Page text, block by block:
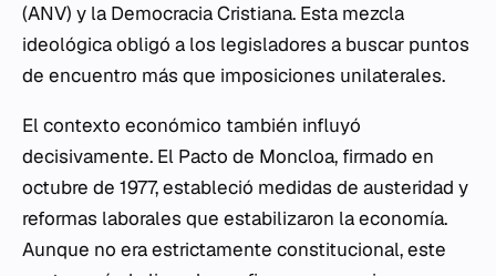
(ANV) y la Democracia Cristiana. Esta mezcla
ideológica obligó a los legisladores a buscar puntos
de encuentro más que imposiciones unilaterales.
El contexto económico también influyó
decisivamente. El Pacto de Moncloa, firmado en
octubre de 1977, estableció medidas de austeridad y
reformas laborales que estabilizaron la economía.
Aunque no era estrictamente constitucional, este